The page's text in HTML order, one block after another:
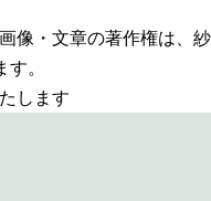
像・文章の著作権は、紗
。
します